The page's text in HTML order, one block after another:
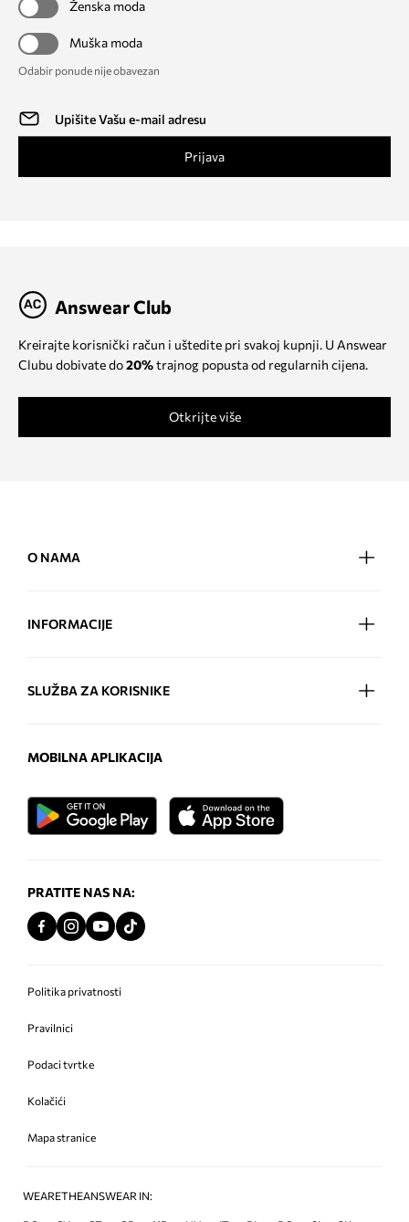
Ženska moda
Muška moda
Odabir ponude nije obavezan
Prijava
Answear Club
Kreirajte korisnički račun i uštedite pri svakoj kupnji. U Answear
Clubu dobivate do20%trajnog popusta od regularnih cijena.
Otkrijte više
O NAMA
INFORMACIJE
SLUŽBA ZA KORISNIKE
MOBILNA APLIKACIJA
PRATITE NAS NA:
Politika privatnosti
Pravilnici
Podaci tvrtke
Kolačići
Mapa stranice
WEARETHEANSWEAR IN: